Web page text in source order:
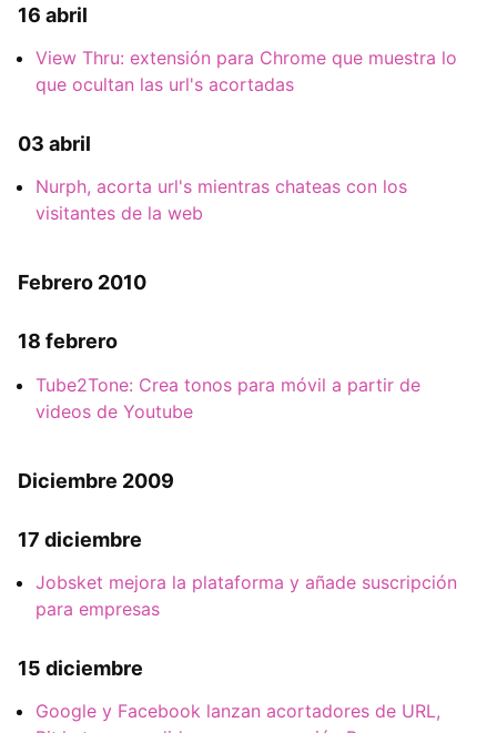
16 abril
View Thru: extensión para Chrome que muestra lo
que ocultan las url's acortadas
03 abril
Nurph, acorta url's mientras chateas con los
visitantes de la web
Febrero 2010
18 febrero
Tube2Tone: Crea tonos para móvil a partir de
videos de Youtube
Diciembre 2009
17 diciembre
Jobsket mejora la plataforma y añade suscripción
para empresas
15 diciembre
Google y Facebook lanzan acortadores de URL,